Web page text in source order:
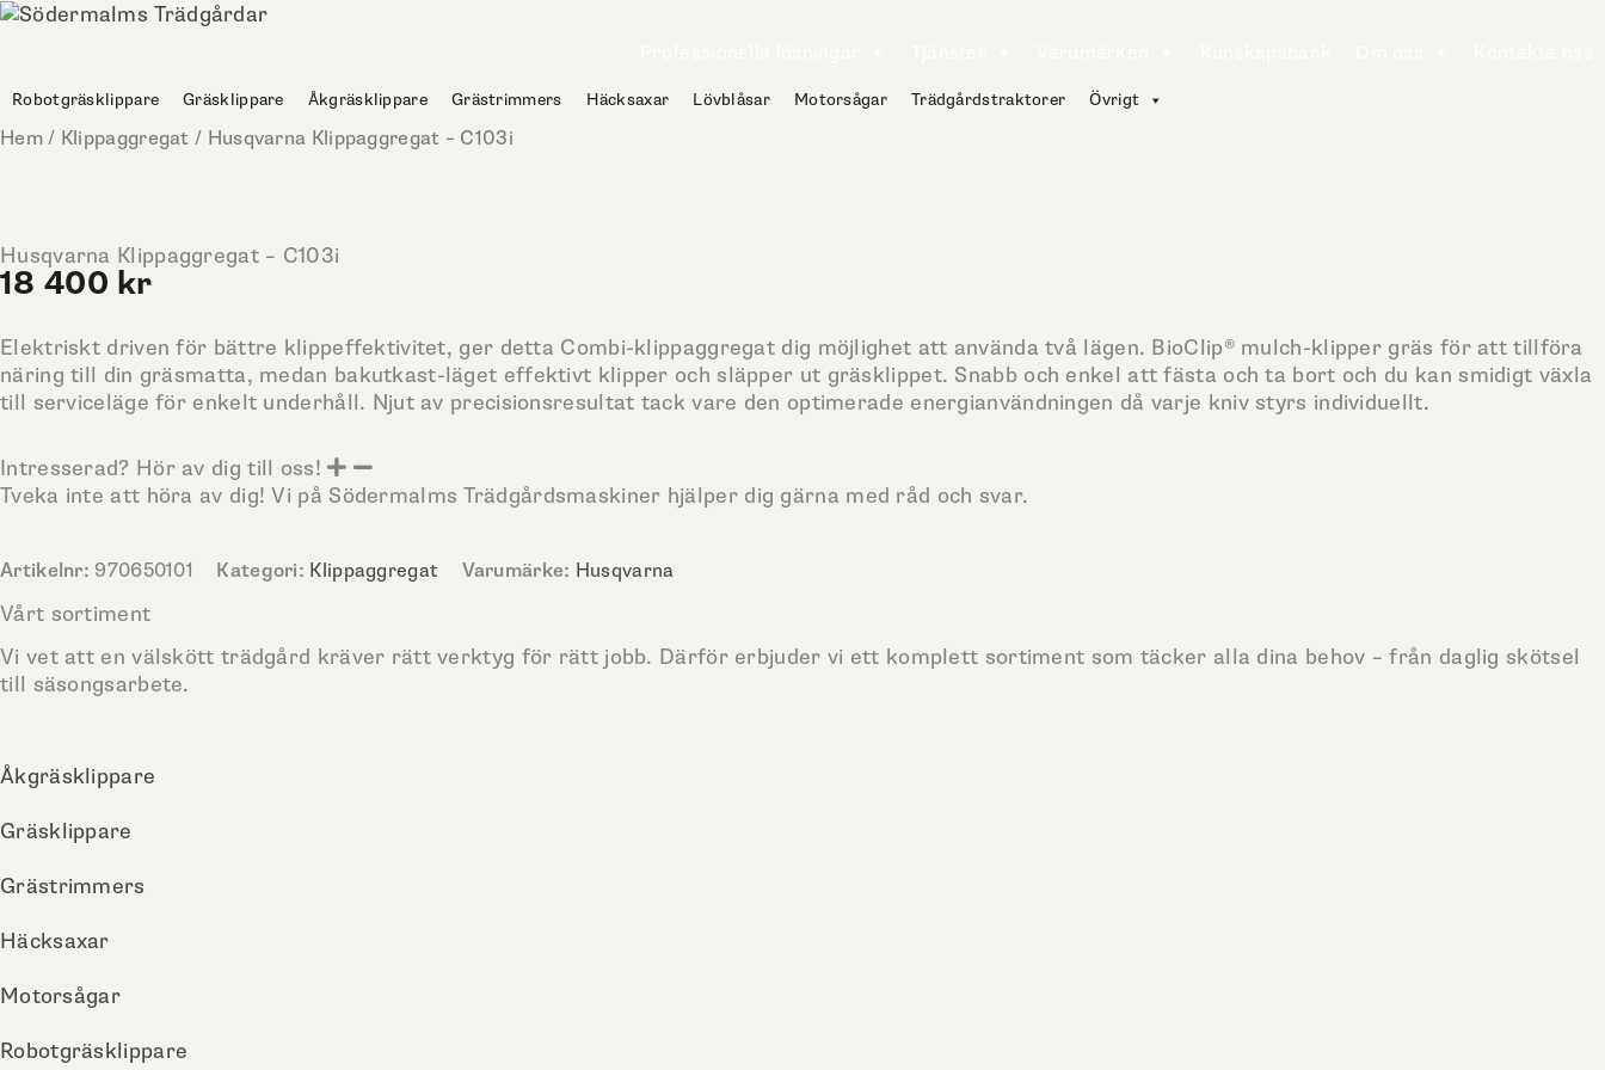
Hoppa
Robotgräsklippare Gräsklippare Åkgräsklippare Grästrimmers Häcksaxar Lövblåsar Motorsågar Trädgårdstraktorer Övrigt
Hem/ Klippaggregat / Husqvarna Klippaggregat – C103i
Husqvarna Klippaggregat – C103i
18 400 kr
Elektriskt driven för bättre klippeffektivitet, ger detta Combi-klippaggregat dig möjlighet att använda två lägen. BioClip® mulch-klipper gräs för att tillföra
näring till din gräsmatta, medan bakutkast-läget effektivt klipper och släpper ut gräsklippet. Snabb och enkel att fästa och ta bort och du kan smidigt växla
till serviceläge för enkelt underhåll. Njut av precisionsresultat tack vare den optimerade energianvändningen då varje kniv styrs individuellt.
Intresserad? Hör av dig till oss!
Tveka inte att höra av dig! Vi på Södermalms Trädgårdsmaskiner hjälper dig gärna med råd och svar.
Artikelnr: 970650101 Kategori: Klippaggregat Varumärke: Husqvarna
Vårt sortiment
Vi vet att en välskött trädgård kräver rätt verktyg för rätt jobb. Därför erbjuder vi ett komplett sortiment som täcker alla dina behov – från daglig skötsel
till säsongsarbete.
Åkgräsklippare
Gräsklippare
Grästrimmers
Häcksaxar
Motorsågar
Robotgräsklippare